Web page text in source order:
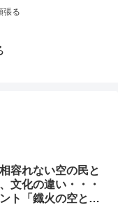
張る
容れない空の民と
文化の違い・・・
ト「鐡火の空と底